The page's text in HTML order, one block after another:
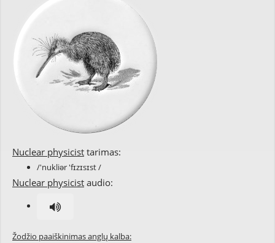
Nuclear physicist tarimas:
/'nukliər 'fɪzɪsɪst /
Nuclear physicist audio:
Žodžio paaiškinimas anglų kalba: